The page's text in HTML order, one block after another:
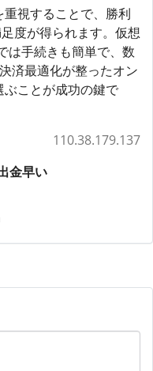
重視することで、勝利
度が得られます。仮想
は手続きも簡単で、数
済最適化が整ったオン
ことが成功の鍵で
110.38.179.137
金早い